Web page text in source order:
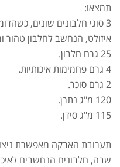
תמצאו:
3 סוגי חלבונים שונים,
איזולט, הנחשב לחלבון טהור
25 גרם חלבון.
4 גרם פחמימות איכותיות.
2 גרם סוכר.
120 מ"ג נתרן.
115 מ"ג סידן.
תערובת האבקה מאפשרת
שבה, חלבונים הנחשבים